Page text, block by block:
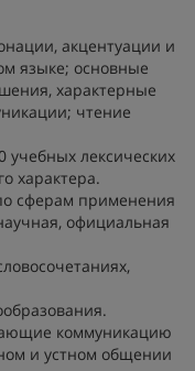
акцентуации и
языке; основные
характерные
чтение
лексических
характера.
сферам применения
официальная
коммуникацию
и устном общении